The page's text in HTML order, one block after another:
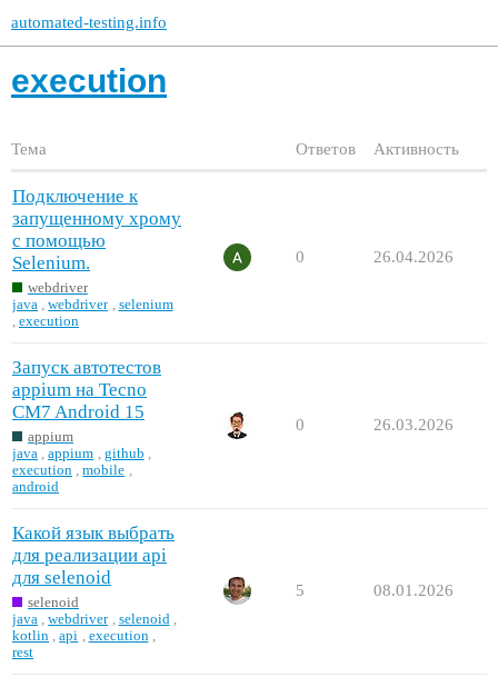
automated-testing.info
execution
Тема Ответов Активность
Подключение к
запущенному хрому
с помощью
Selenium.
webdriver
java
,webdriver
selenium
execution
0 26.04.2026
Запуск автотестов
appium на Tecno
CM7 Android 15
appium
java
,appium github
execution
,mobile
android
0 26.03.2026
Какой язык выбрать
для реализации api
для selenoid
selenoid
java
,webdriver selenoid
kotlin
,api execution
rest
5 08.01.2026